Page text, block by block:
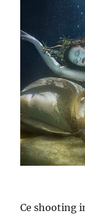
Ce shooting